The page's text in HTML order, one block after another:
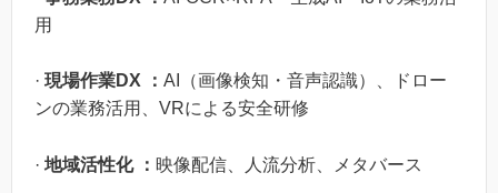
用
· 現場作業DX ： AI（画像検知・音声認識）、ドロー
ンの業務活用、VRによる安全研修
· 地域活性化 ： 映像配信、人流分析、メタバース